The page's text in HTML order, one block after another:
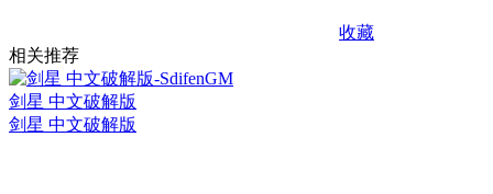
收藏
相关推荐
剑星 中文破解版
剑星 中文破解版